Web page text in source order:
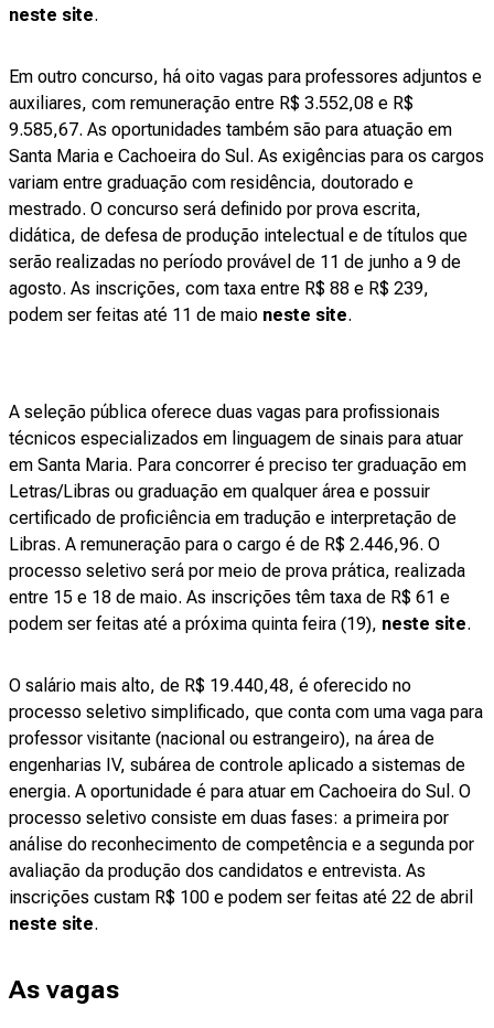
neste site.
Em outro concurso, há oito vagas para professores adjuntos e
auxiliares, com remuneração entre R$ 3.552,08 e R$
9.585,67. As oportunidades também são para atuação em
Santa Maria e Cachoeira do Sul. As exigências para os cargos
variam entre graduação com residência, doutorado e
mestrado. O concurso será definido por prova escrita,
didática, de defesa de produção intelectual e de títulos que
serão realizadas no período provável de 11 de junho a 9 de
agosto. As inscrições, com taxa entre R$ 88 e R$ 239,
podem ser feitas até 11 de maio neste site.
A seleção pública oferece duas vagas para profissionais
técnicos especializados em linguagem de sinais para atuar
em Santa Maria. Para concorrer é preciso ter graduação em
Letras/Libras ou graduação em qualquer área e possuir
certificado de proficiência em tradução e interpretação de
Libras. A remuneração para o cargo é de R$ 2.446,96. O
processo seletivo será por meio de prova prática, realizada
entre 15 e 18 de maio. As inscrições têm taxa de R$ 61 e
podem ser feitas até a próxima quinta feira (19), neste site.
O salário mais alto, de R$ 19.440,48, é oferecido no
processo seletivo simplificado, que conta com uma vaga para
professor visitante (nacional ou estrangeiro), na área de
engenharias IV, subárea de controle aplicado a sistemas de
energia. A oportunidade é para atuar em Cachoeira do Sul. O
processo seletivo consiste em duas fases: a primeira por
análise do reconhecimento de competência e a segunda por
avaliação da produção dos candidatos e entrevista. As
inscrições custam R$ 100 e podem ser feitas até 22 de abril
neste site.
As vagas